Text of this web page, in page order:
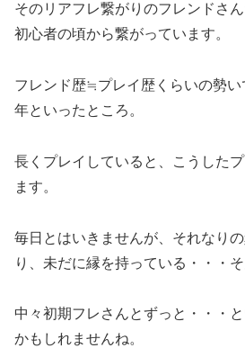
そのリアフレ繋がりのフレンドさ
初心者の頃から繋がっています。
フレンド歴≒プレイ歴くらいの勢
年といったところ。
長くプレイしていると、こうした
ます。
毎日とはいきませんが、それなり
り、未だに縁を持っている・・・そ
中々初期フレさんとずっと・・・
かもしれませんね。